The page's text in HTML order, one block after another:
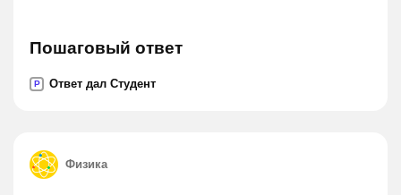
Пошаговый ответ
P Ответ дал Студент
Физика